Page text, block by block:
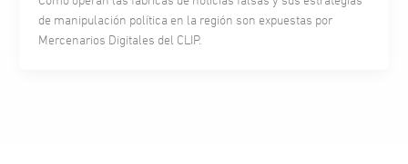
de manipulación política en la región son expuestas por
Mercenarios Digitales del CLIP.